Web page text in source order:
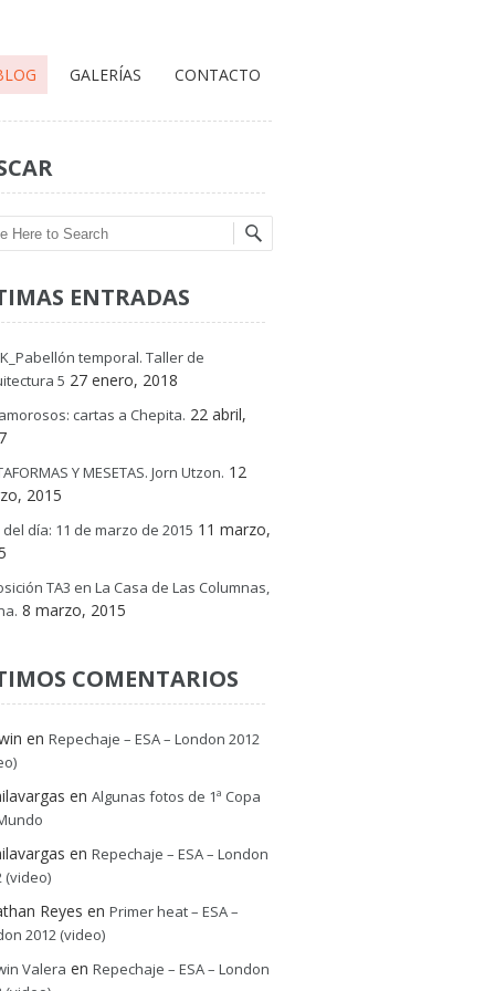
GALERÍAS CONTACTO
ENTRADAS
temporal. Taller de
5 27 enero, 2018
cartas a Chepita. 22 abril,
Y MESETAS. Jorn Utzon. 12
2015
del día: 11 de marzo de 2015 11 marzo,
TA3 en La Casa de Las Columnas,
8 marzo, 2015
COMENTARIOS
en Repechaje – ESA – London 2012
en Algunas fotos de 1ª Copa
en Repechaje – ESA – London
(video)
Reyes en Primer heat – ESA –
2012 (video)
Valera en Repechaje – ESA – London